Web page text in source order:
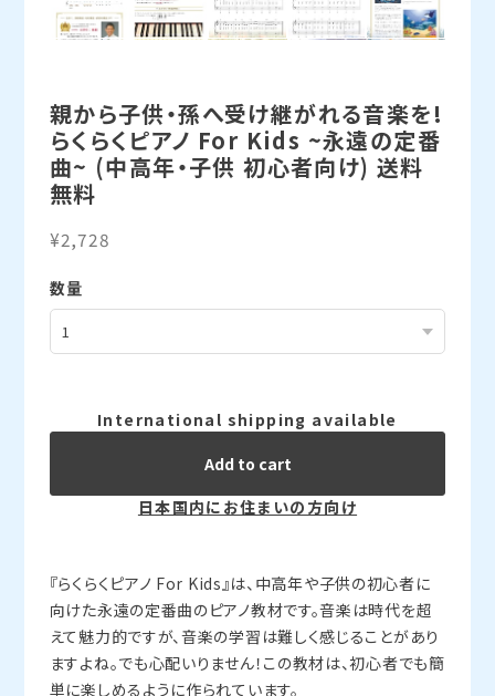
親から子供・孫へ受け継がれる音楽を!
らくらくピアノ For Kids ~永遠の定番
曲~ (中高年・子供 初心者向け) 送料
無料
¥2,728
数量
International shipping available
Add to cart
日本国内にお住まいの方向け
『らくらくピアノ For Kids』は、中高年や子供の初心者に
向けた永遠の定番曲のピアノ教材です。音楽は時代を超
えて魅力的ですが、音楽の学習は難しく感じることがあり
ますよね。でも心配いりません！この教材は、初心者でも簡